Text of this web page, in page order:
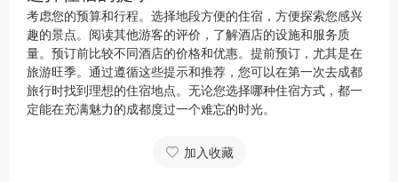
考虑您的预算和行程。选择地段方便的住宿，方便探索您感兴
趣的景点。阅读其他游客的评价，了解酒店的设施和服务质
量。预订前比较不同酒店的价格和优惠。提前预订，尤其是在
旅游旺季。通过遵循这些提示和推荐，您可以在第一次去成都
旅行时找到理想的住宿地点。无论您选择哪种住宿方式，都一
定能在充满魅力的成都度过一个难忘的时光。
加入收藏